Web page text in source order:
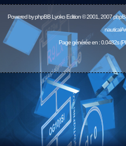
Powered byphpBBLyoko Edition © 2001, 2007
Page générée en : 0.0482s